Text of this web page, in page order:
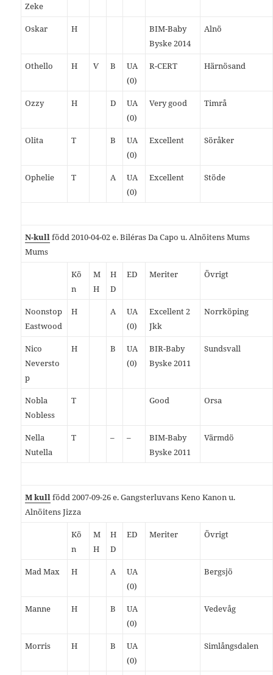
Zeke
Oskar H
BIM-Baby
Byske 2014
Alnö
Othello H Ѵ B
UA
(0)
R-CERT Härnösand
Ozzy H D
UA
(0)
Very good Timrå
Olita T B
UA
(0)
Excellent Söråker
Ophelie T A
UA
(0)
Excellent Stöde
N-kullfödd 2010-04-02 e. Biléras Da Capo u. Alnöitens Mums
Mums
Kö
n
M
H
H
D
ED Meriter Övrigt
Noonstop
Eastwood
H A
UA
(0)
Excellent 2
Jkk
Norrköping
Nico
Neversto
p
H B
UA
(0)
BIR-Baby
Byske 2011
Sundsvall
Nobla
Nobless
T Good Orsa
Nella
Nutella
T – –
BIM-Baby
Byske 2011
Värmdö
M kullfödd 2007-09-26 e. Gangsterluvans Keno Kanon u.
Alnöitens Jizza
Kö
n
M
H
H
D
ED Meriter Övrigt
Mad Max H A
UA
(0)
Bergsjö
Manne H B
UA
(0)
Vedevåg
Morris H B
UA
(0)
Simlångsdalen